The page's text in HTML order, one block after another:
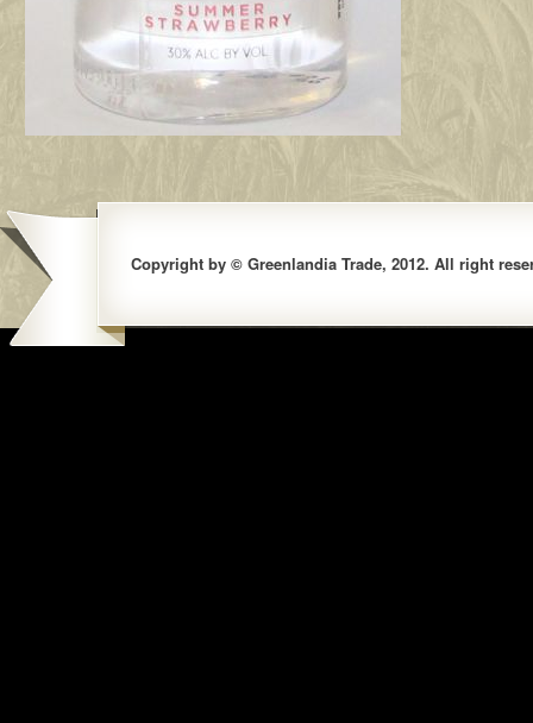
Copyright by © Greenlandia Trade, 2012. All right